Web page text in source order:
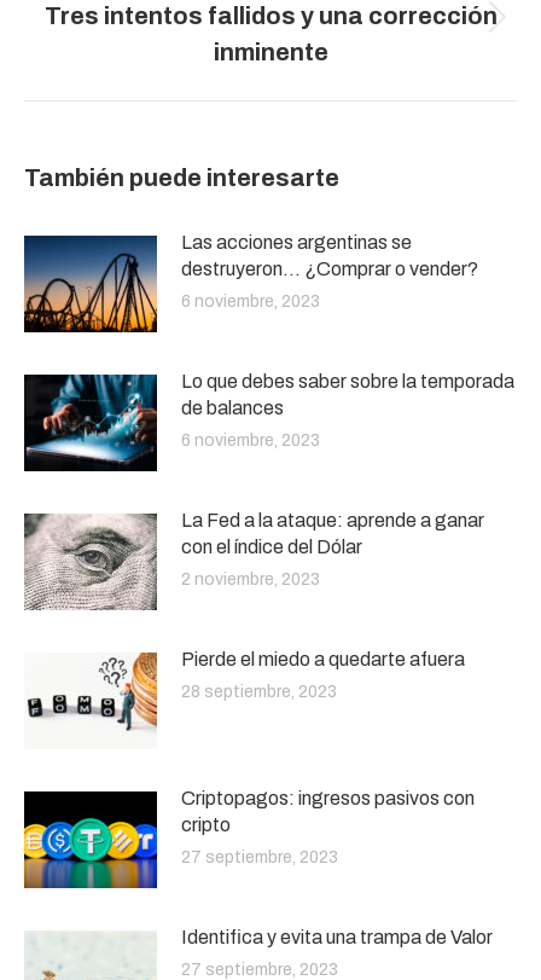
Publicación
siguiente:
Tres intentos fallidos y una corrección
inminente
También puede interesarte
Las acciones argentinas se
destruyeron… ¿Comprar o vender?
6 noviembre, 2023
Lo que debes saber sobre la temporada
de balances
6 noviembre, 2023
La Fed a la ataque: aprende a ganar
con el índice del Dólar
2 noviembre, 2023
Pierde el miedo a quedarte afuera
28 septiembre, 2023
Criptopagos: ingresos pasivos con
cripto
27 septiembre, 2023
Identifica y evita una trampa de Valor
27 septiembre, 2023